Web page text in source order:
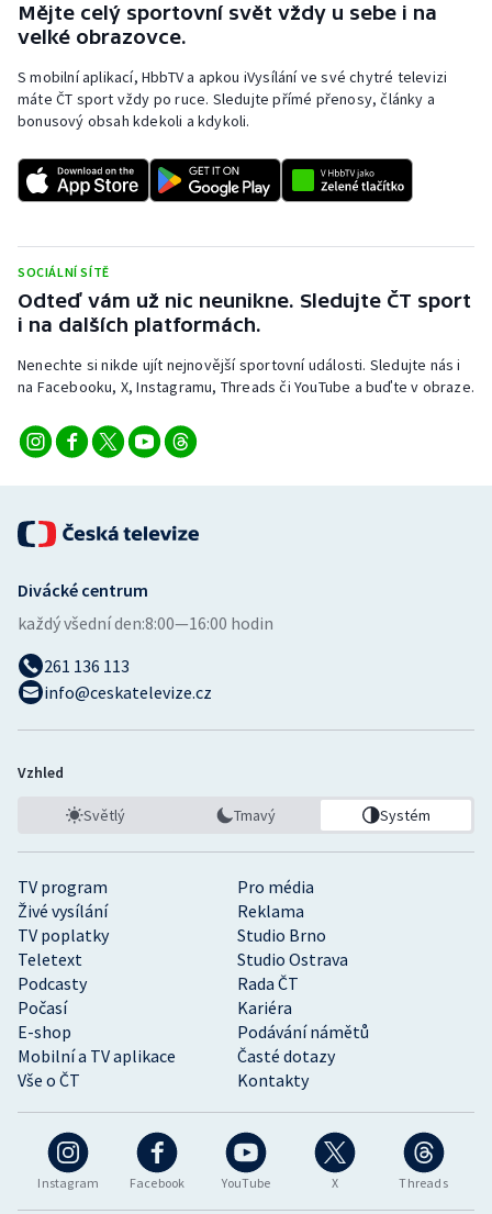
Rychlobruslení
Rychlostní kanoistika
Sportovní střelba
Stolní tenis
Triatlon
Volejbal
Mějte celý sportovní svět vždy u sebe i na
velké obrazovce.
S mobilní aplikací, HbbTV a apkou iVysílání ve své chytré televizi
máte ČT sport vždy po ruce. Sledujte přímé přenosy, články a
bonusový obsah kdekoli a kdykoli.
SOCIÁLNÍ SÍTĚ
Odteď vám už nic neunikne. Sledujte ČT sport
i na dalších platformách.
Nenechte si nikde ujít nejnovější sportovní události. Sledujte nás i
na Facebooku, X, Instagramu, Threads či YouTube a buďte v obraze.
Instagram Facebook YouTube X Threads
TV program
Pro média
Živé vysílání
Reklama
TV poplatky
Studio Brno
Teletext
Studio Ostrava
Podcasty
Rada ČT
Počasí
Kariéra
E-shop
Podávání námětů
Mobilní a TV aplikace
Časté dotazy
Vše o ČT
Kontakty
Divácké centrum
každý všední den:8:00—16:00 hodin
261 136 113
info@ceskatelevize.cz
Vzhled
Světlý Tmavý Systém